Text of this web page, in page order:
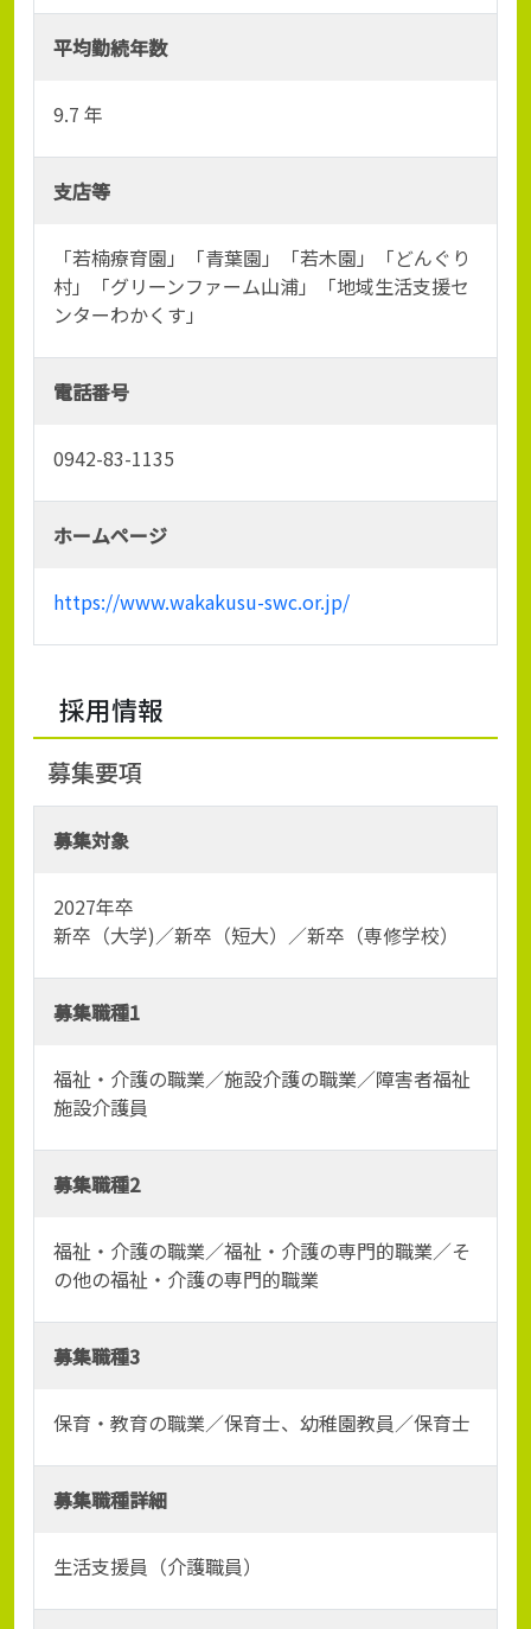
平均勤続年数
9.7 年
支店等
「若楠療育園」「青葉園」「若木園」「どんぐり
村」「グリーンファーム山浦」「地域生活支援セ
ンターわかくす」
電話番号
0942-83-1135
ホームページ
https://www.wakakusu-swc.or.jp/
採用情報
募集要項
募集対象
2027年卒
新卒（大学)／新卒（短大）／新卒（専修学校）
募集職種1
福祉・介護の職業／施設介護の職業／障害者福祉
施設介護員
募集職種2
福祉・介護の職業／福祉・介護の専門的職業／そ
の他の福祉・介護の専門的職業
募集職種3
保育・教育の職業／保育士、幼稚園教員／保育士
募集職種詳細
生活支援員（介護職員）